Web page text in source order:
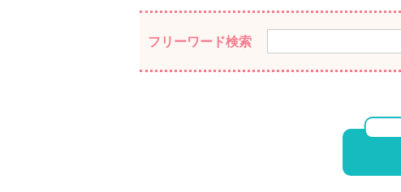
フリーワード検索